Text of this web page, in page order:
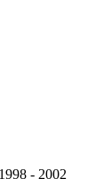
- 2002